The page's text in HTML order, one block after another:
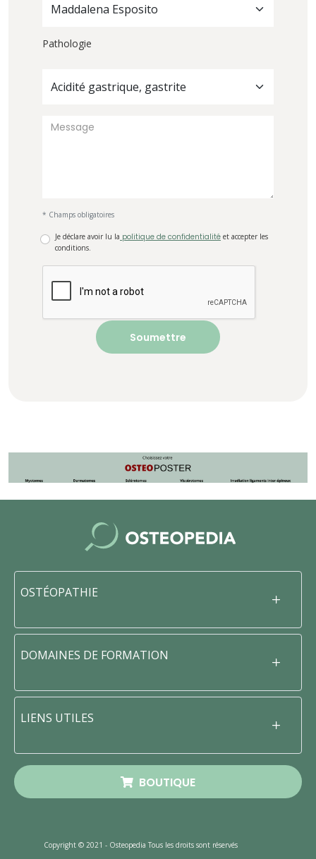
Maddalena Esposito
Pathologie
Acidité gastrique, gastrite
* Champs obligatoires
Je déclare avoir lu la politique de confidentialité et accepter les
conditions.
OSTÉOPATHIE
DOMAINES DE FORMATION
LIENS UTILES
BOUTIQUE
Copyright © 2021 - Osteopedia Tous les droits sont réservés